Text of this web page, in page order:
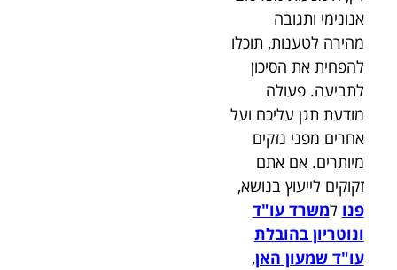
אנונימי ותגובה
מהירה לטענות, תוכלו
להפחית את הסיכון
לתביעה. פעולה
מודעת תגן עליכם ועל
אחרים מפני נזקים
מיותרים. אם אתם
זקוקים לייעוץ בנושא,
פנו למשרד עו"ד
ונוטריון בהובלת
עו"ד שמעון האן,